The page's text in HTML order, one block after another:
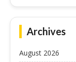
Archives
August 2026